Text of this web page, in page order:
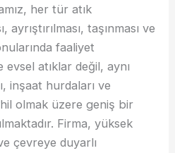
her tür atık
taşınması ve
faaliyet
atıklar değil, aynı
inşaat hurdaları ve
olmak üzere geniş bir
Firma, yüksek
çevreye duyarlı